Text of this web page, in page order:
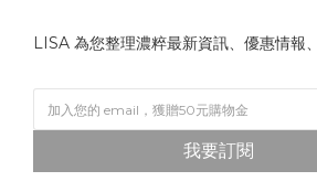
LISA 為您整理濃粹最新資訊、優惠情報
我要訂閱